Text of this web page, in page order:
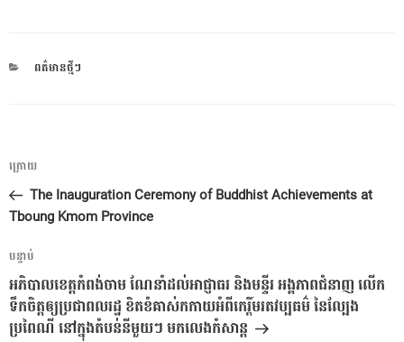
CATEGORIES
ពត៌មានថ្មីៗ
ការ​
នាំទិស​
ប្រកាស
អត្ថបទ
មុន
ក្រោយ
The Inauguration Ceremony of Buddhist Achievements at
Tboung Kmom Province
អត្ថបទ
បន្ទាប់
បន្ទាប់
អភិបាលខេត្តកំពង់ចាម ណែនាំដល់អាជ្ញាធរ និងមន្ទីរ អង្គភាពជំនាញ លើក
ទឹកចិត្តឲ្យប្រជាពលរដ្ឋ ខិតខំគាស់កកាយអំពីកេរ្តិ៍មរតវប្បធម៌ នៃល្បែង
ប្រពៃណី នៅក្នុងតំបន់នីមួយៗ មកលេងកំសាន្ត